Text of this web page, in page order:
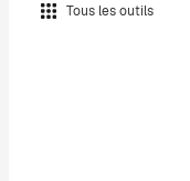
Tous les outils